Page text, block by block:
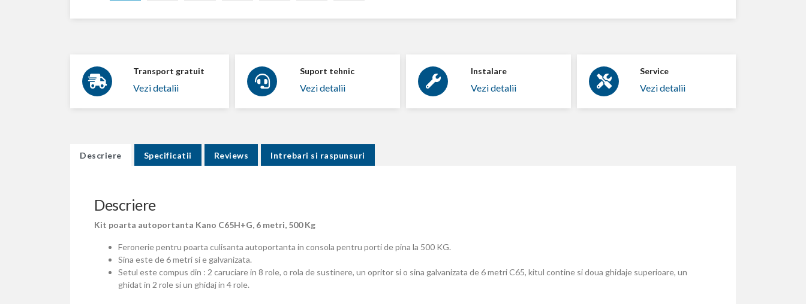
Transport gratuit
Vezi detalii
Suport tehnic
Vezi detalii
Instalare
Vezi detalii
Service
Vezi detalii
Descriere Specificatii Reviews Intrebari si raspunsuri
Descriere
Kit poarta autoportanta Kano C65H+G, 6 metri, 500 Kg
Feronerie pentru poarta culisanta autoportanta in consola pentru porti de pina la 500 KG.
Sina este de 6 metri si e galvanizata.
Setul este compus din : 2 caruciare in 8 role, o rola de sustinere, un opritor si o sina galvanizata de 6 metri C65, kitul contine si doua ghidaje superioare, un
ghidat in 2 role si un ghidaj in 4 role.